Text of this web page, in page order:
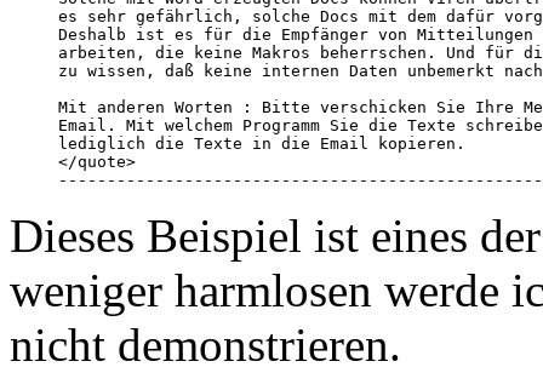
es sehr gefährlich, solche Docs mit dem dafür
Deshalb ist es für die Empfänger von Mitteilungen
arbeiten, die keine Makros beherrschen. Und für
zu wissen, daß keine internen Daten unbemerkt
Mit anderen Worten : Bitte verschicken Sie Ihre
Email. Mit welchem Programm Sie die Texte
lediglich die Texte in die Email kopieren.
</quote>
Dieses Beispiel ist eines
weniger harmlosen werde
nicht demonstrieren.